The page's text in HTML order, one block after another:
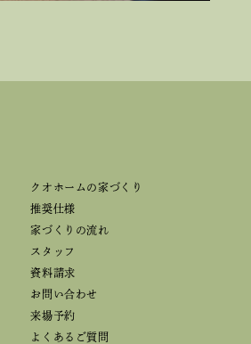
クオホームの家づくり
推奨仕様
家づくりの流れ
スタッフ
資料請求
お問い合わせ
来場予約
よくあるご質問